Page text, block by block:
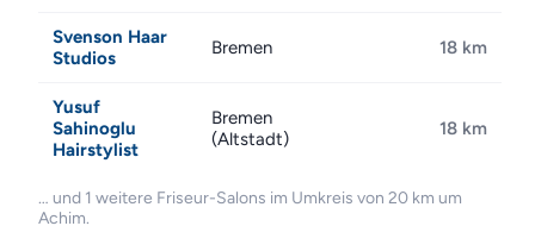
Svenson Haar
Studios
Bremen 18 km
Yusuf
Sahinoglu
Hairstylist
Bremen
(Altstadt)
18 km
… und 1 weitere Friseur-Salons im Umkreis von 20 km um
Achim.